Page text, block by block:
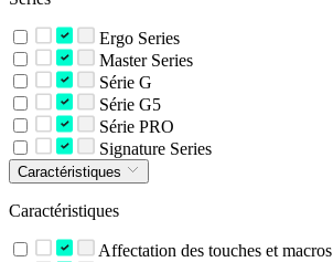
Ergo Series
Master Series
Série G
Série G5
Série PRO
Signature Series
Caractéristiques
Caractéristiques
Affectation des touches et macros